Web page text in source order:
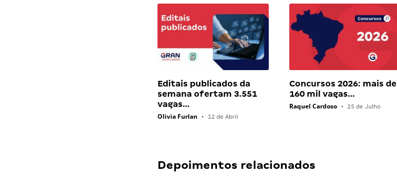
Editais publicados da
semana ofertam 3.551
vagas…
Olivia Furlan • 12 de Abril
Concursos 2026: mais de
160 mil vagas…
Raquel Cardoso • 25 de Julho
Depoimentos relacionados